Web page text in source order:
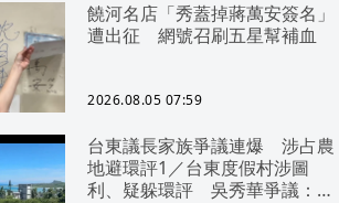
饒河名店「秀蓋掉蔣萬安簽名」
遭出征 網號召刷五星幫補血
2026.08.05 07:59
台東議長家族爭議連爆 涉占農
地避環評1／台東度假村涉圖
利、疑躲環評 吳秀華爭議：概